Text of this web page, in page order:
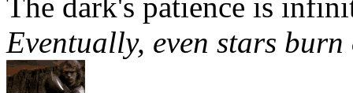
Eventually, even stars burn